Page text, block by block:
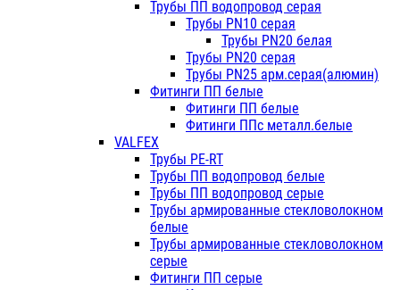
Трубы ПП водопровод серая
Трубы PN10 серая
Трубы PN20 белая
Трубы PN20 серая
Трубы PN25 арм.серая(алюмин)
Фитинги ПП белые
Фитинги ПП белые
Фитинги ППс металл.белые
VALFEX
Трубы PE-RT
Трубы ПП водопровод белые
Трубы ПП водопровод серые
Трубы армированные стекловолокном
белые
Трубы армированные стекловолокном
серые
Фитинги ПП серые